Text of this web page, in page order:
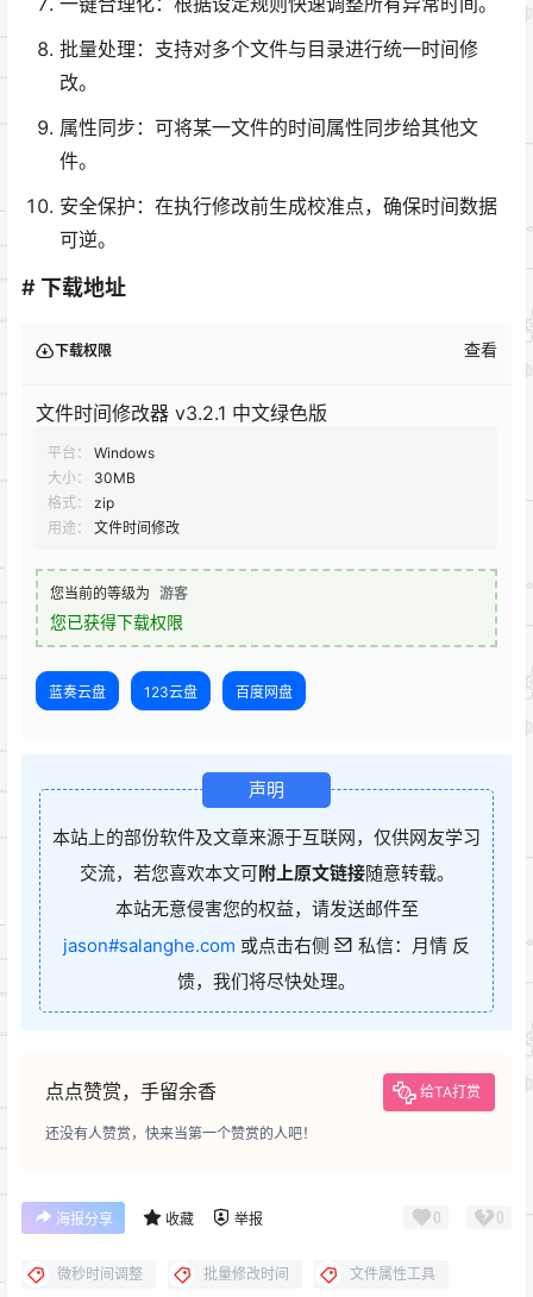
批量处理：支持对多个文件与目录进行统一时间修
改。
属性同步：可将某一文件的时间属性同步给其他文
件。
安全保护：在执行修改前生成校准点，确保时间数据
可逆。
# 下载地址
下载权限 查看
文件时间修改器 v3.2.1 中文绿色版
平台：
Windows
大小：
30MB
格式：
zip
用途：
文件时间修改
您当前的等级为 游客
您已获得下载权限
蓝奏云盘 123云盘 百度网盘
声明
本站上的部份软件及文章来源于互联网，仅供网友学习
交流，若您喜欢本文可附上原文链接随意转载。
本站无意侵害您的权益，请发送邮件至
jason#salanghe.com 或点击右侧
私信：月情 反
馈，我们将尽快处理。
点点赞赏，手留余香 给TA打赏
还没有人赞赏，快来当第一个赞赏的人吧！
海报分享 收藏 举报 0 0
微秒时间调整 批量修改时间 文件属性工具